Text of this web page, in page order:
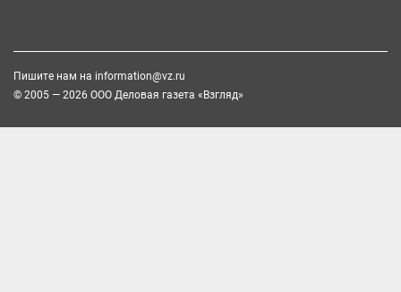
Пишите нам на information@vz.ru
© 2005 — 2026 ООО Деловая газета «Взгляд»